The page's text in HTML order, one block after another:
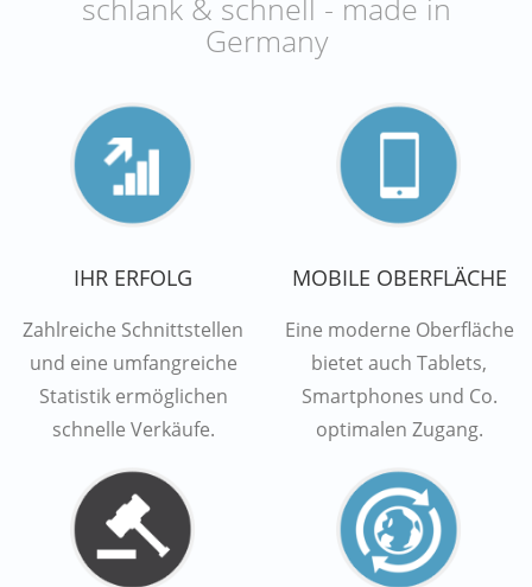
schlank & schnell - made in
Germany
IHR ERFOLG
Zahlreiche Schnittstellen
und eine umfangreiche
Statistik ermöglichen
schnelle Verkäufe.
MOBILE OBERFLÄCHE
Eine moderne Oberfläche
bietet auch Tablets,
Smartphones und Co.
optimalen Zugang.